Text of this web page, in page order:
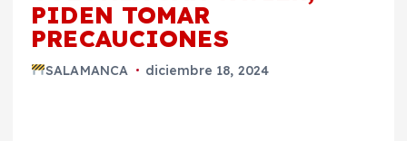
PIDEN TOMAR
PRECAUCIONES
SALAMANCA diciembre 18, 2024